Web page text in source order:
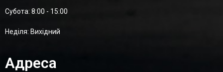
Суботa: 8:00 - 15:00
Неділя: Вихідний
Адреса